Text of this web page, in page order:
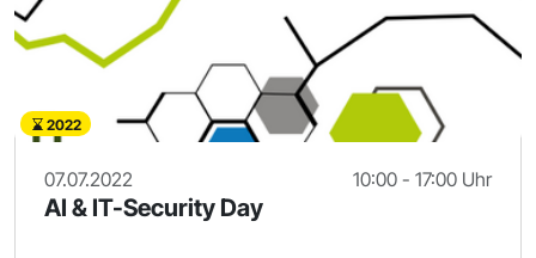
2022
07.07.2022 10:00 - 17:00 Uhr
AI & IT-Security Day